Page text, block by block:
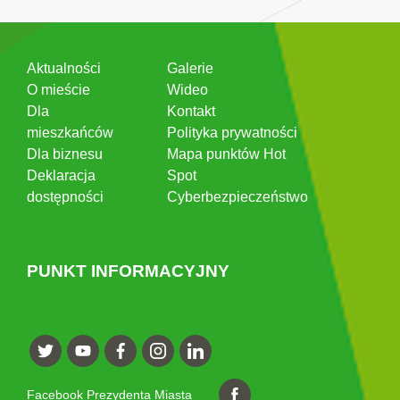
Aktualności
O mieście
Dla
mieszkańców
Dla biznesu
Deklaracja
dostępności
Galerie
Wideo
Kontakt
Polityka prywatności
Mapa punktów Hot
Spot
Cyberbezpieczeństwo
PUNKT INFORMACYJNY
Facebook Prezydenta Miasta